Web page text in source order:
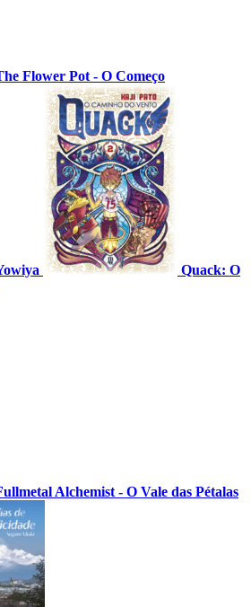
Flower Pot - O Começo
Quack: O
Alchemist - O Vale das Pétalas